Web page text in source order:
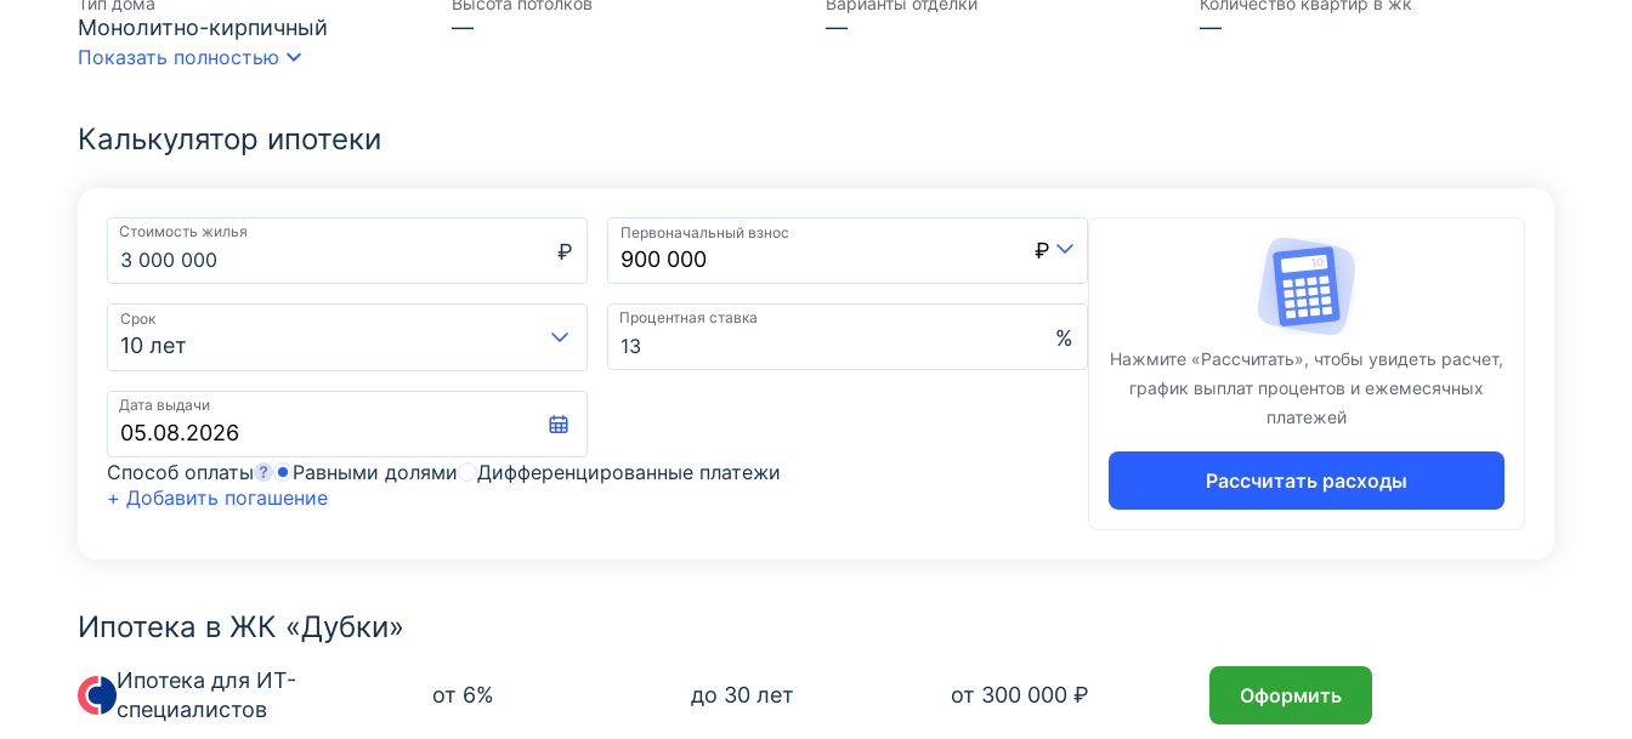
Монолитно-кирпичный — — —
Показать полностью
Калькулятор ипотеки
Стоимость жилья
₽
Первоначальный взнос
₽
Срок
10 лет
Процентная ставка
%
Дата выдачи
Способ оплаты Равными долями
Дифференцированные платежи
+ Добавить погашение
Нажмите «Рассчитать», чтобы увидеть расчет,
график выплат процентов и ежемесячных
платежей
Рассчитать расходы
Ипотека в ЖК «Дубки»
Ипотека для ИТ-
специалистов
от 6% до 30 лет от 300 000 ₽ Оформить